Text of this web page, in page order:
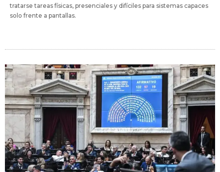
tratarse tareas físicas, presenciales y difíciles para sistemas capaces
solo frente a pantallas.